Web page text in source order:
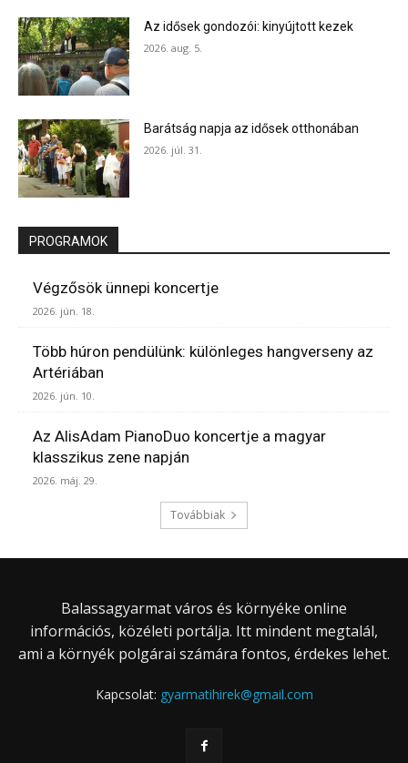
Az idősek gondozói: kinyújtott kezek
2026. aug. 5.
Barátság napja az idősek otthonában
2026. júl. 31.
PROGRAMOK
Végzősök ünnepi koncertje
2026. jún. 18.
Több húron pendülünk: különleges hangverseny az
Artériában
2026. jún. 10.
Az AlisAdam PianoDuo koncertje a magyar
klasszikus zene napján
2026. máj. 29.
Továbbiak
Balassagyarmat város és környéke online
információs, közéleti portálja. Itt mindent megtalál,
ami a környék polgárai számára fontos, érdekes lehet.
Kapcsolat: gyarmatihirek@gmail.com